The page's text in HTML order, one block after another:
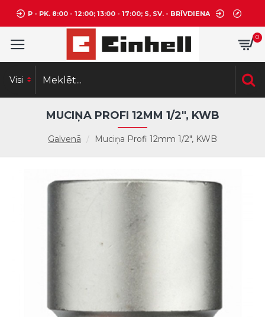
P - PK. 8:00 - 12:00; 13:00 - 17:00; S, SV. - BRĪVDIENA
0
Visi
Galvenā Muciņa Profi 12mm 1/2", KWB
MUCIŅA PROFI 12MM 1/2", KWB